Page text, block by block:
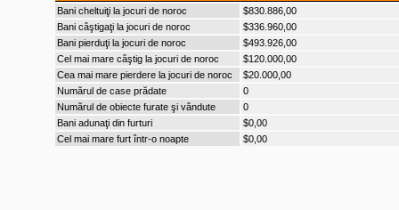
Bani cheltuiţi la jocuri de noroc
$830.886,00
Bani câştigaţi la jocuri de noroc
$336.960,00
Bani pierduţi la jocuri de noroc
$493.926,00
Cel mai mare câştig la jocuri de noroc
$120.000,00
Cea mai mare pierdere la jocuri de noroc
$20.000,00
Numărul de case prădate
0
Numărul de obiecte furate şi vândute
0
Bani adunaţi din furturi
$0,00
Cel mai mare furt într-o noapte
$0,00